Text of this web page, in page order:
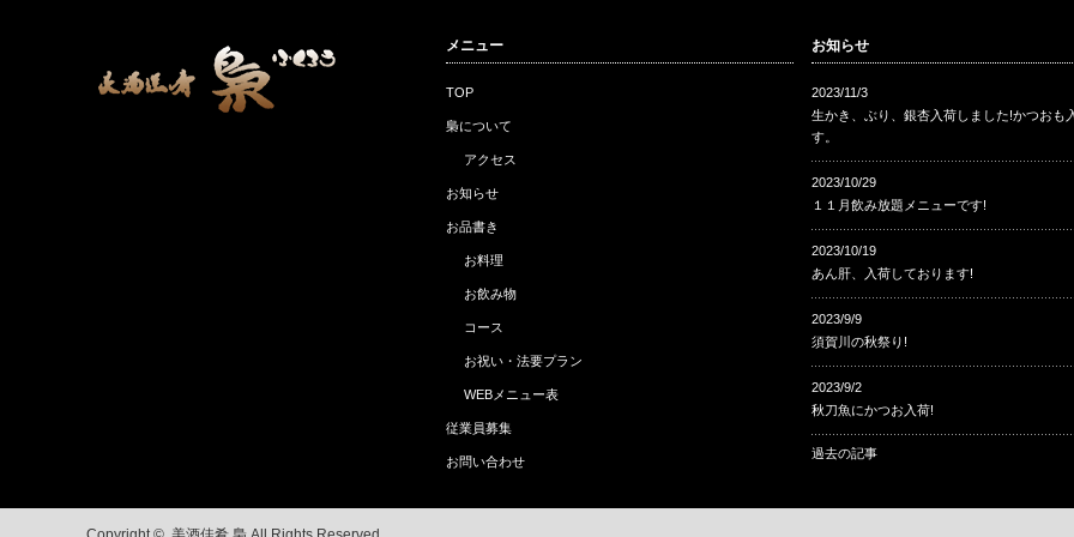
メニュー
TOP
梟について
アクセス
お知らせ
お品書き
お料理
お飲み物
コース
お祝い・法要プラン
WEBメニュー表
従業員募集
お問い合わせ
お知らせ
2023/11/3
生かき、ぶり、銀杏入荷しました!かつおも
す。
2023/10/29
１１月飲み放題メニューです!
2023/10/19
あん肝、入荷しております!
2023/9/9
須賀川の秋祭り!
2023/9/2
秋刀魚にかつお入荷!
過去の記事